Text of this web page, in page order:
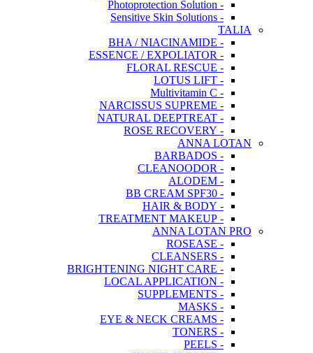
- Photoprotection Solution
- Sensitive Skin Solutions
TALIA
- BHA / NIACINAMIDE
- ESSENCE / EXPOLIATOR
- FLORAL RESCUE
- LOTUS LIFT
- Multivitamin C
- NARCISSUS SUPREME
- NATURAL DEEPTREAT
- ROSE RECOVERY
ANNA LOTAN
- BARBADOS
- CLEANOODOR
- ALODEM
- BB CREAM SPF30
- HAIR & BODY
- TREATMENT MAKEUP
ANNA LOTAN PRO
- ROSEASE
- CLEANSERS
- BRIGHTENING NIGHT CARE
- LOCAL APPLICATION
- SUPPLEMENTS
- MASKS
- EYE & NECK CREAMS
- TONERS
- PEELS